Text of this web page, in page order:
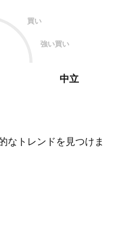
買い
強い買い
中立
なトレンドを見つけま